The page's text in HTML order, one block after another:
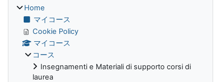
Home
マイコース
Cookie Policy
マイコース
コース
Insegnamenti e Materiali di supporto corsi di
laurea